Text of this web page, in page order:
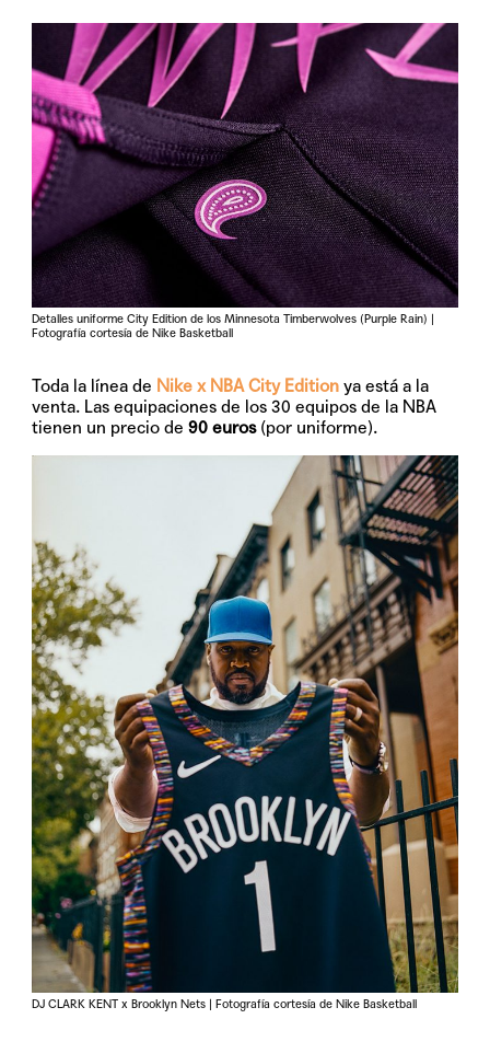
Detalles uniforme City Edition de los Minnesota Timberwolves (Purple Rain) |
Fotografía cortesía de Nike Basketball
Toda la línea de Nike x NBA City Edition ya está a la
venta. Las equipaciones de los 30 equipos de la NBA
tienen un precio de90 euros(por uniforme).
DJ CLARK KENT x Brooklyn Nets | Fotografía cortesía de Nike Basketball